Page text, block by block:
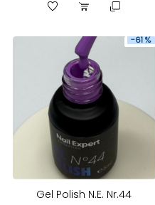
-61 %
Gel Polish N.E. Nr.44